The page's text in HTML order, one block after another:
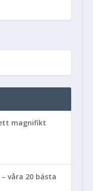
magnifikt
våra 20 bästa